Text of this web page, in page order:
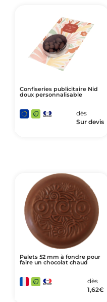
Confiseries publicitaire Nid
doux personnalisable
dès
Sur devis
Palets 52 mm à fondre pour
faire un chocolat chaud
dès
1,62€